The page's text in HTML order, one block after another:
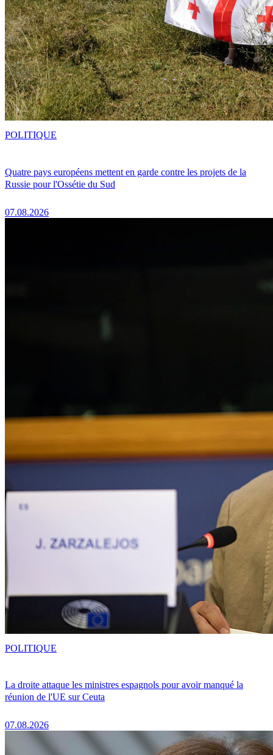
Quatre pays européens mettent en garde contre les projets de la
Russie pour l'Ossétie du Sud
07.08.2026
POLITIQUE
La droite attaque les ministres espagnols pour avoir manqué la
réunion de l'UE sur Ceuta
07.08.2026
POLITIQUE